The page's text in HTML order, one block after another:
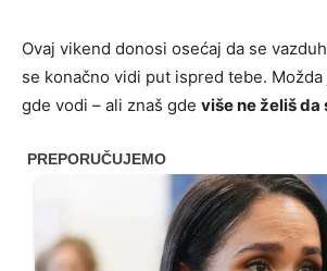
Ovaj vikend donosi osećaj da se
se konačno vidi put ispred tebe.
gde vodi – ali znaš gde više ne želiš da